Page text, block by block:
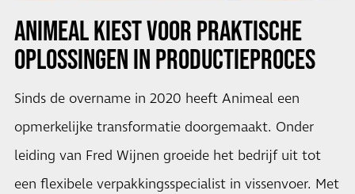
ANIMEAL KIEST VOOR PRAKTISCHE
OPLOSSINGEN IN PRODUCTIEPROCES
Sinds de overname in 2020 heeft Animeal een
opmerkelijke transformatie doorgemaakt. Onder
leiding van Fred Wijnen groeide het bedrijf uit tot
een flexibele verpakkingsspecialist in vissenvoer. Met